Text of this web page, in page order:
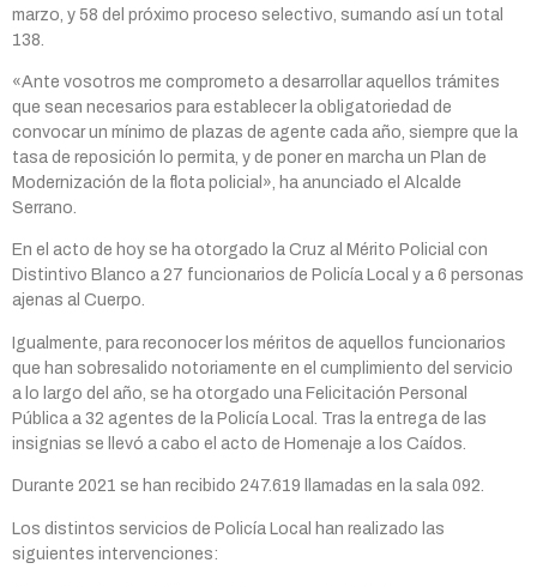
marzo, y 58 del próximo proceso selectivo, sumando así un total
138.
«Ante vosotros me comprometo a desarrollar aquellos trámites
que sean necesarios para establecer la obligatoriedad de
convocar un mínimo de plazas de agente cada año, siempre que la
tasa de reposición lo permita, y de poner en marcha un Plan de
Modernización de la flota policial», ha anunciado el Alcalde
Serrano.
En el acto de hoy se ha otorgado la Cruz al Mérito Policial con
Distintivo Blanco a 27 funcionarios de Policía Local y a 6 personas
ajenas al Cuerpo.
Igualmente, para reconocer los méritos de aquellos funcionarios
que han sobresalido notoriamente en el cumplimiento del servicio
a lo largo del año, se ha otorgado una Felicitación Personal
Pública a 32 agentes de la Policía Local. Tras la entrega de las
insignias se llevó a cabo el acto de Homenaje a los Caídos.
Durante 2021 se han recibido 247.619 llamadas en la sala 092.
Los distintos servicios de Policía Local han realizado las
siguientes intervenciones: